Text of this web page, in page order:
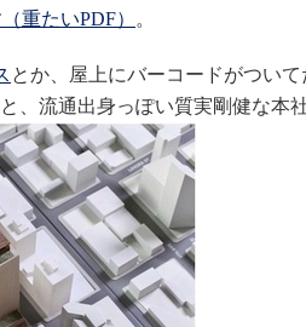
重たいPDF） 。
とか、屋上にバーコードがつい
、流通出身っぽい質実剛健な本